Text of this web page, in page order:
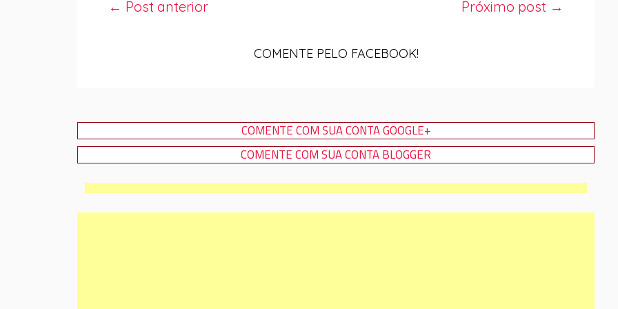
Próximo post →
← Post anterior
COMENTE PELO FACEBOOK!
COMENTE COM SUA CONTA GOOGLE+
COMENTE COM SUA CONTA BLOGGER